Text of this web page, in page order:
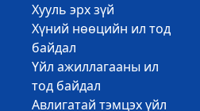
Хууль эрх зүй
Хүний нөөцийн ил тод
байдал
Үйл ажиллагааны ил
тод байдал
Авлигатай тэмцэх үйл